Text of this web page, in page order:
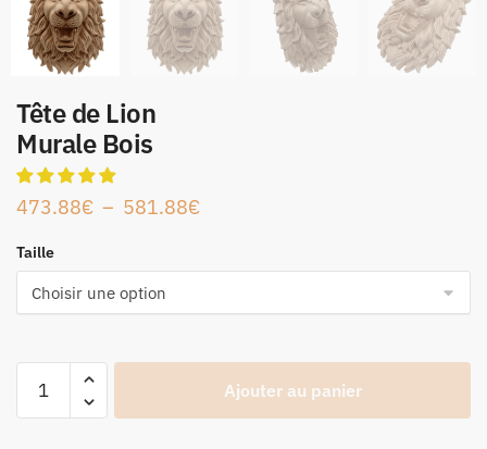
Tête de Lion
Murale Bois
473.88€ – 581.88€
Taille
Ajouter au panier